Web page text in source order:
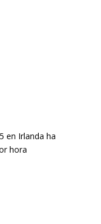
en Irlanda ha
hora